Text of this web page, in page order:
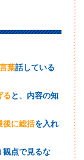
葉話している
ると、内容の知
後に総括を入れ
観点で見るな